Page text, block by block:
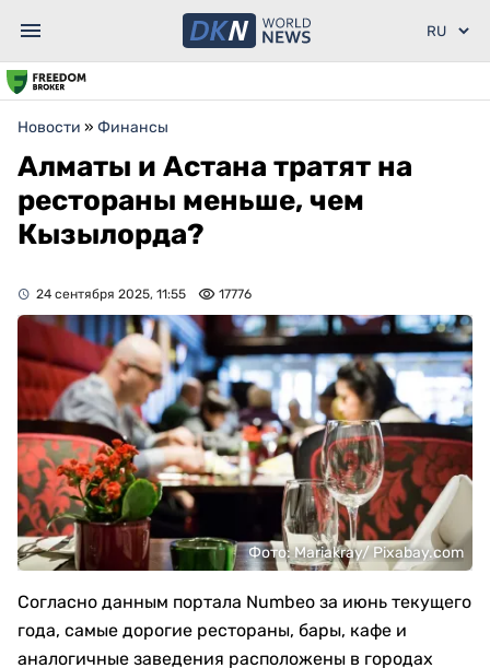
Новости » Финансы
Алматы и Астана тратят на
рестораны меньше, чем
Кызылорда?
24 сентября 2025, 11:55 17776
Фото: Mariakray/ Pixabay.com
Согласно данным портала Numbeo за июнь текущего
года, самые дорогие рестораны, бары, кафе и
аналогичные заведения расположены в городах